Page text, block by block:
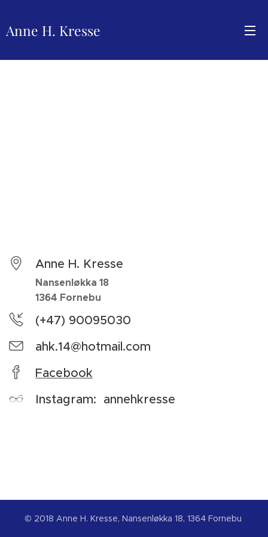
Anne H. Kresse
Anne H. Kresse
Nansenløkka 18
1364 Fornebu
(+47) 90095030
ahk.14@hotmail.com
Facebook
Instagram: annehkresse
© 2018 Anne H. Kresse, Nansenløkka 18, 1364 Fornebu